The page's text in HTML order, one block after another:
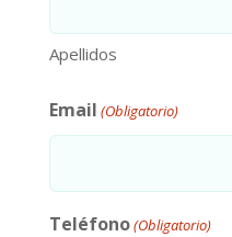
Apellidos
Email (Obligatorio)
Teléfono(Obligatorio)